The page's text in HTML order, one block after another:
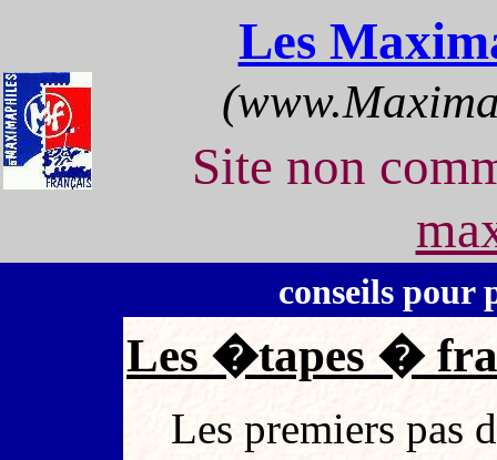
Les
Site non
conseils pour
Les �tapes �
Les premiers pas